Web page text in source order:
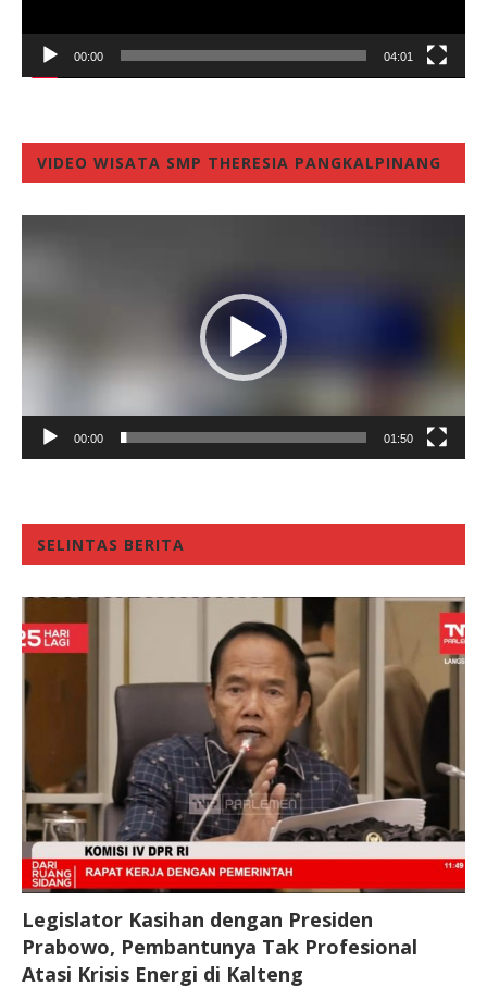
00:00 04:01
VIDEO WISATA SMP THERESIA PANGKALPINANG
00:00 01:50
SELINTAS BERITA
Legislator Kasihan dengan Presiden
Prabowo, Pembantunya Tak Profesional
Atasi Krisis Energi di Kalteng